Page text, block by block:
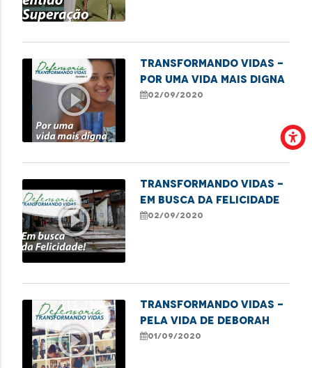
play_circle_outline
Transformando Vidas -
Por uma vida mais digna
02/09/2020
play_circle_outline
Transformando Vidas -
Em busca da felicidade
02/09/2020
play_circle_outline
TRANSFORMANDO VIDAS -
Pela vida de Deborah
01/09/2020